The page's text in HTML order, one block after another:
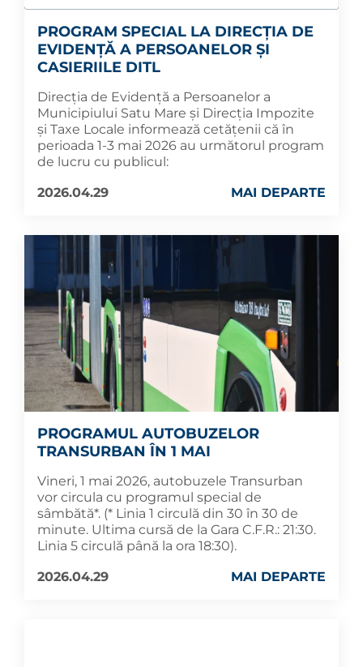
PROGRAM SPECIAL LA DIRECȚIA DE
EVIDENȚĂ A PERSOANELOR ȘI
CASIERIILE DITL
Direcția de Evidență a Persoanelor a
Municipiului Satu Mare și Direcția Impozite
și Taxe Locale informează cetățenii că în
perioada 1-3 mai 2026 au următorul program
de lucru cu publicul:
2026.04.29
MAI DEPARTE
PROGRAMUL AUTOBUZELOR
TRANSURBAN ÎN 1 MAI
Vineri, 1 mai 2026, autobuzele Transurban
vor circula cu programul special de
sâmbătă*. (* Linia 1 circulă din 30 în 30 de
minute. Ultima cursă de la Gara C.F.R.: 21:30.
Linia 5 circulă până la ora 18:30).
2026.04.29
MAI DEPARTE